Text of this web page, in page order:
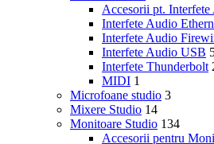
Accesorii pt.
Interfete Audio
Interfete Audio
Interfete Audio USB
Interfete Thunderbolt
MIDI 1
Microfoane studio 3
Mixere Studio 14
Monitoare Studio 134
Accesorii pentru